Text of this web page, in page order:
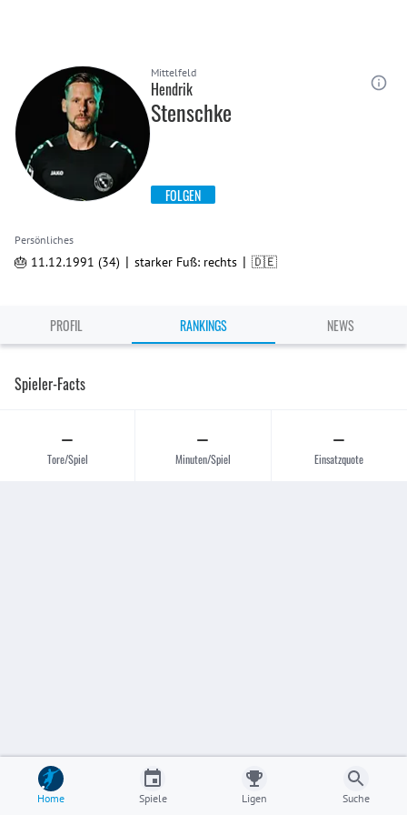
Mittelfeld
Hendrik
Stenschke
FOLGEN
Persönliches
🎂 11.12.1991 (34) | starker Fuß: rechts | 🇩🇪
PROFIL RANKINGS NEWS
Spieler-Facts
–
Tore/Spiel
–
Minuten/Spiel
–
Einsatzquote
Home Spiele Ligen Suche